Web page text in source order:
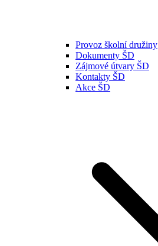
Provoz školní družiny
Dokumenty ŠD
Zájmové útvary ŠD
Kontakty ŠD
Akce ŠD